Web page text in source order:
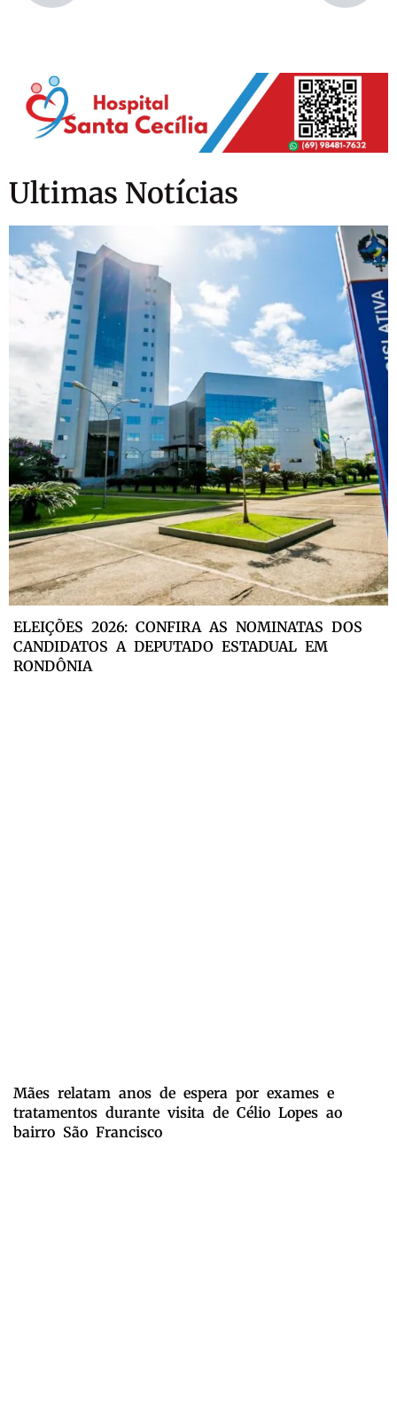
Ultimas Notícias
ELEIÇÕES 2026: CONFIRA AS NOMINATAS DOS
CANDIDATOS A DEPUTADO ESTADUAL EM
RONDÔNIA
Mães relatam anos de espera por exames e
tratamentos durante visita de Célio Lopes ao
bairro São Francisco